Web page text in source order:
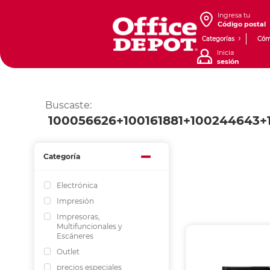
Ingresa tu
Código postal
Categorías
Inicia
sesión
Buscaste:
Categoría
Electrónica
Impresión
Impresoras,
Multifuncionales y
Escáneres
Outlet
precios especiales